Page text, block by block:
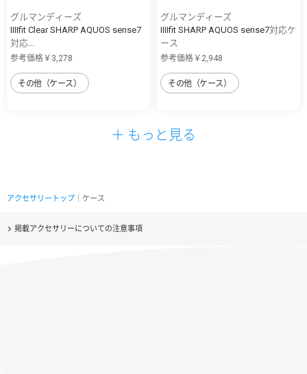
グルマンディーズ
IIIIfit Clear SHARP AQUOS sense7
対応...
参考価格￥3,278
その他（ケース）
グルマンディーズ
IIIIfit SHARP AQUOS sense7対応ケ
ース
参考価格￥2,948
その他（ケース）
＋ もっと見る
アクセサリートップ ｜ケース
掲載アクセサリーについての注意事項